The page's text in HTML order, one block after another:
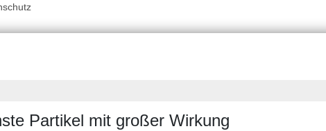
Partikel mit großer Wirkung